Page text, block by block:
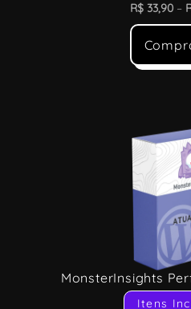
R$ 33,90 –
MonsterInsights
Itens